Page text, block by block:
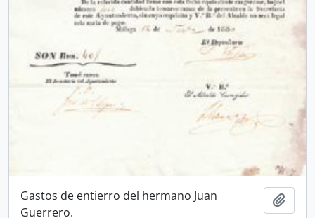
Gastos de entierro del hermano Juan
Guerrero.